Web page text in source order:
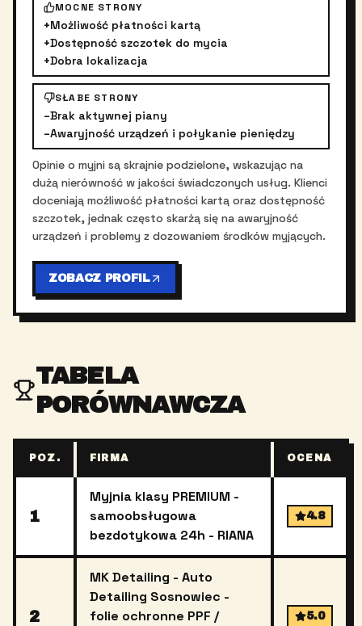
MOCNE STRONY
+Możliwość płatności kartą
+Dostępność szczotek do mycia
+Dobra lokalizacja
SŁABE STRONY
–Brak aktywnej piany
–Awaryjność urządzeń i połykanie pieniędzy
Opinie o myjni są skrajnie podzielone, wskazując na
dużą nierówność w jakości świadczonych usług. Klienci
doceniają możliwość płatności kartą oraz dostępność
szczotek, jednak często skarżą się na awaryjność
urządzeń i problemy z dozowaniem środków myjących.
ZOBACZ PROFIL
TABELA
PORÓWNAWCZA
POZ. FIRMA OCENA
1
Myjnia klasy PREMIUM -
samoobsługowa
bezdotykowa 24h - RIANA
4.8
2
MK Detailing - Auto
Detailing Sosnowiec -
folie ochronne PPF /
5.0